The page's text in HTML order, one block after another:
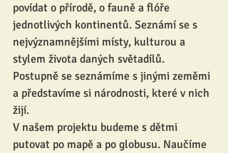
povídat o přírodě, o fauně a flóře
jednotlivých kontinentů. Seznámí se s
nejvýznamnějšími místy, kulturou a
stylem života daných světadílů.
Postupně se seznámíme s jinými zeměmi
a představíme si národnosti, které v nich
žijí.
V našem projektu budeme s dětmi
putovat po mapě a po globusu. Naučíme